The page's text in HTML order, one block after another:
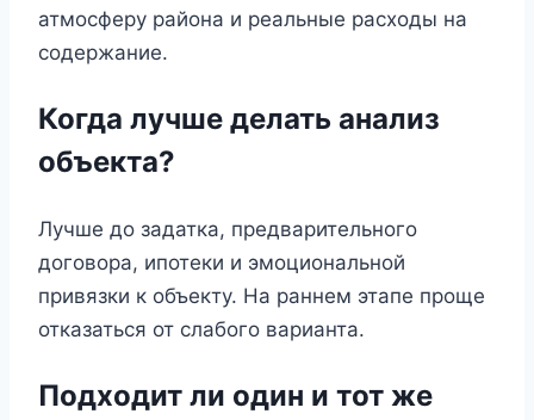
атмосферу района и реальные расходы на
содержание.
Когда лучше делать анализ
объекта?
Лучше до задатка, предварительного
договора, ипотеки и эмоциональной
привязки к объекту. На раннем этапе проще
отказаться от слабого варианта.
Подходит ли один и тот же